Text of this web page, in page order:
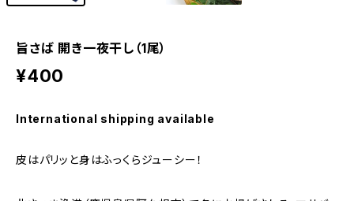
旨さば 開き一夜干し（1尾）
¥400
International shipping available
皮はパリッと身はふっくらジューシー！